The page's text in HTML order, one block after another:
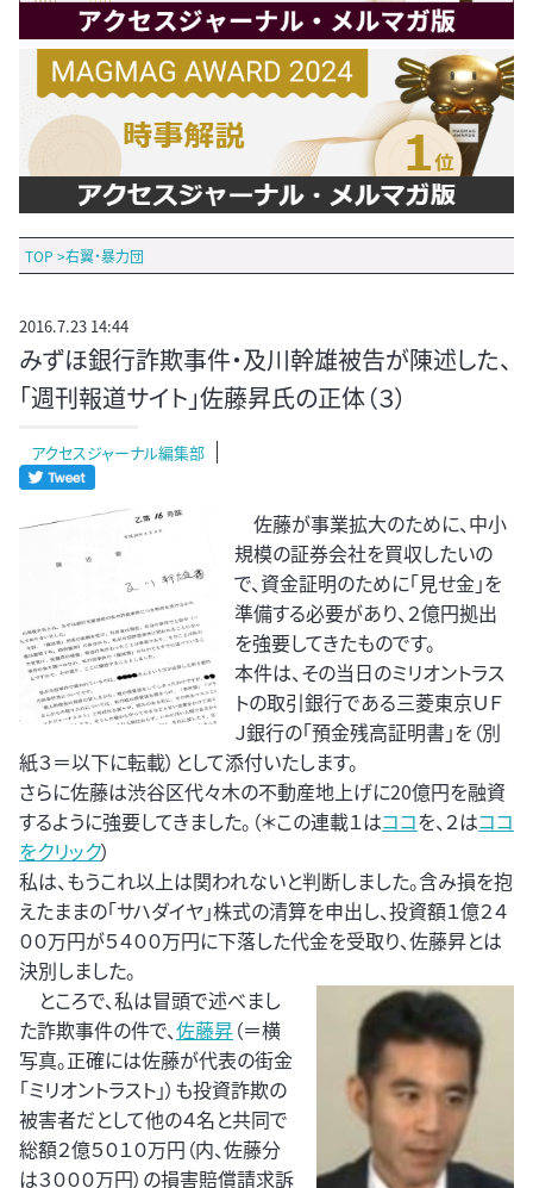
TOP >右翼・暴力団
2016.7.23 14:44
みずほ銀行詐欺事件・及川幹雄被告が陳述した、
「週刊報道サイト」佐藤昇氏の正体（３）
アクセスジャーナル編集部
佐藤が事業拡大のために、中小
規模の証券会社を買収したいの
で、資金証明のために「見せ金」を
準備する必要があり、２億円拠出
を強要してきたものです。
本件は、その当日のミリオントラス
トの取引銀行である三菱東京ＵＦ
Ｊ銀行の「預金残高証明書」を（別
紙３＝以下に転載）として添付いたします。
さらに佐藤は渋谷区代々木の不動産地上げに20億円を融資
するように強要してきました。（＊この連載１はココを、２はココ
をクリック）
私は、もうこれ以上は関われないと判断しました。含み損を抱
えたままの「サハダイヤ」株式の清算を申出し、投資額１億２４
００万円が５４００万円に下落した代金を受取り、佐藤昇とは
決別しました。
ところで、私は冒頭で述べまし
た詐欺事件の件で、佐藤昇（＝横
写真。正確には佐藤が代表の街金
「ミリオントラスト」）も投資詐欺の
被害者だとして他の４名と共同で
総額２億５０１０万円（内、佐藤分
は３０００万円）の損害賠償請求訴